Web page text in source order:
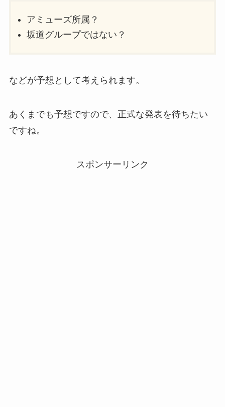
アミューズ所属？
坂道グループではない？
などが予想として考えられます。
あくまでも予想ですので、正式な発表を待ちたい
ですね。
スポンサーリンク